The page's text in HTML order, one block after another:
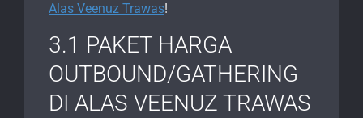
Alas Veenuz Trawas!
3.1 PAKET HARGA
OUTBOUND/GATHERING
DI ALAS VEENUZ TRAWAS